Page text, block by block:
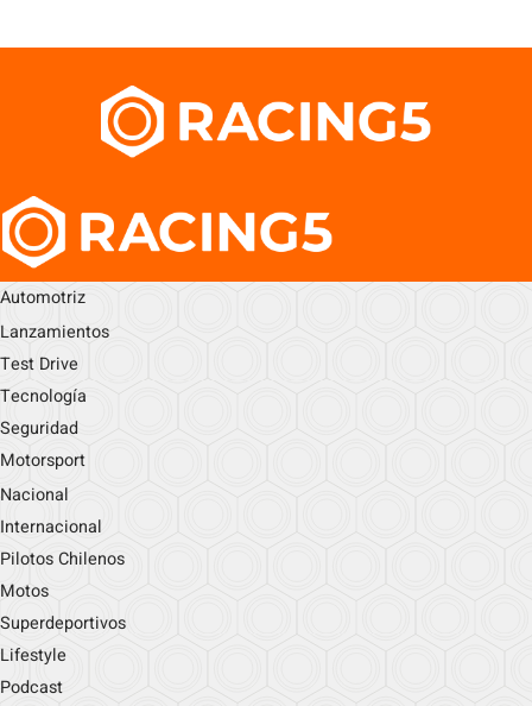
Automotriz
Lanzamientos
Test Drive
Tecnología
Seguridad
Motorsport
Nacional
Internacional
Pilotos Chilenos
Motos
Superdeportivos
Lifestyle
Podcast